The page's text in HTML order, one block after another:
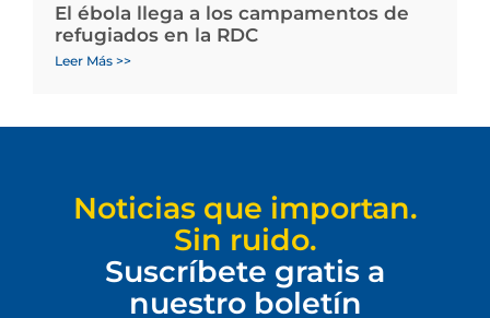
El ébola llega a los campamentos de
refugiados en la RDC
Leer Más >>
Noticias que importan.
Sin ruido.
Suscríbete gratis a
nuestro boletín